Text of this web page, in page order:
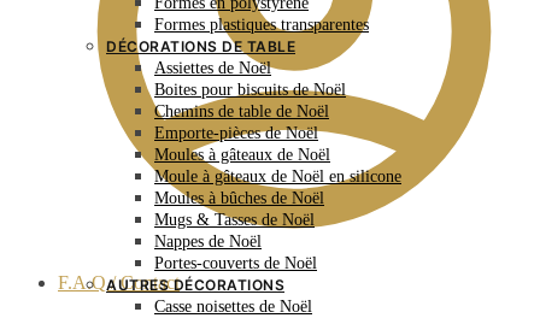
F.A.Q / Contact
Formes plastiques transparentes
DÉCORATIONS DE TABLE
Assiettes de Noël
Boites pour biscuits de Noël
Chemins de table de Noël
Emporte-pièces de Noël
Moules à gâteaux de Noël
Moule à gâteaux de Noël en silicone
Moules à bûches de Noël
Mugs & Tasses de Noël
Nappes de Noël
Portes-couverts de Noël
AUTRES DÉCORATIONS
Casse noisettes de Noël